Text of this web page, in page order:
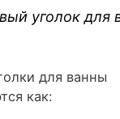
уголок для
для ванны
как: